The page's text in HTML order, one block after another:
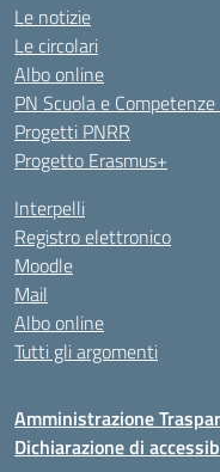
Le notizie
Le circolari
Albo online
PN Scuola e
Progetti PNRR
Progetto Erasmus+
Interpelli
Registro elettronico
Moodle
Mail
Albo online
Tutti gli argomenti
Amministrazione
Dichiarazione di